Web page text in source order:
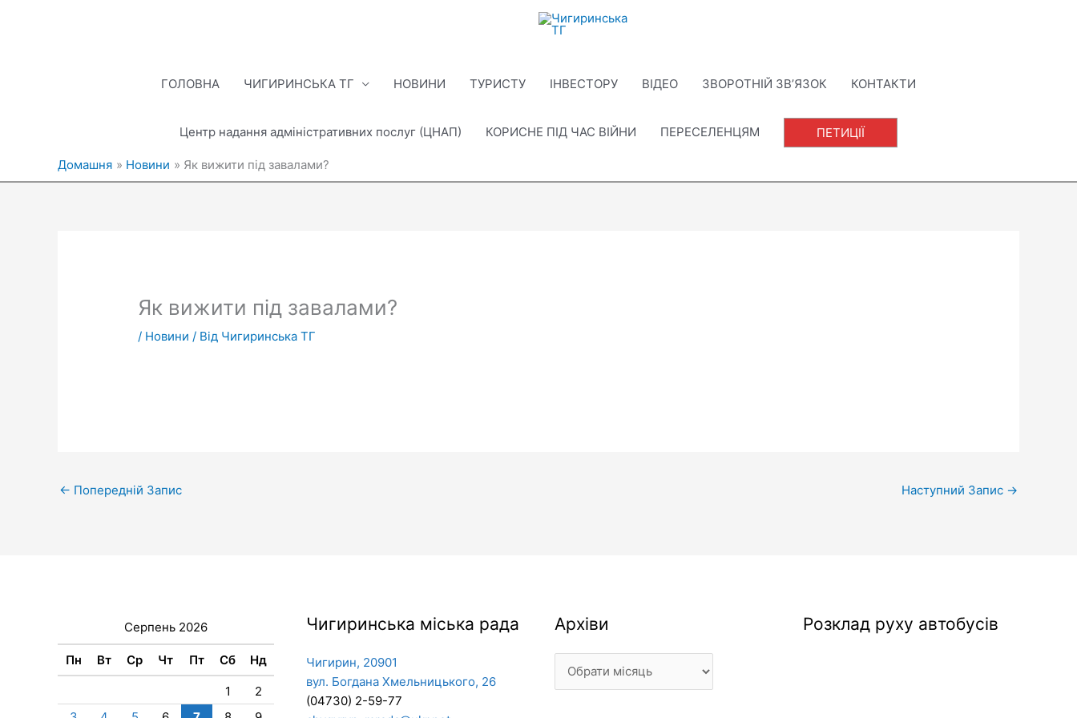
ГОЛОВНА ЧИГИРИНСЬКА ТГ НОВИНИ ТУРИСТУ ІНВЕСТОРУ ВІДЕО ЗВОРОТНІЙ ЗВ’ЯЗОК КОНТАКТИ
Центр надання адміністративних послуг (ЦНАП) КОРИСНЕ ПІД ЧАС ВІЙНИ ПЕРЕСЕЛЕНЦЯМ ПЕТИЦІЇ
Домашня Новини Як вижити під завалами?
Як вижити під завалами?
/ Новини / Від Чигиринська ТГ
← Попередній Запис Наступний Запис →
Серпень 2026
Пн Вт Ср Чт Пт Сб Нд
1
2
Чигиринська міська рада
Чигирин, 20901
вул. Богдана Хмельницького, 26
(04730) 2-59-77
Архіви
Архіви Розклад руху автобусів